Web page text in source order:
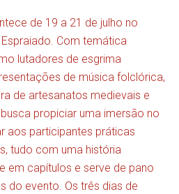
de 19 a 21 de julho no
Com temática
lutadores de esgrima
de música folclórica,
de artesanatos medievais e
propiciar uma imersão no
aos participantes práticas
tudo com uma história
em capítulos e serve de pano
do evento. Os três dias de